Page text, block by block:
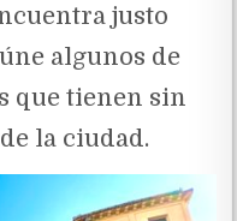
justo
algunos de
que tienen sin
la ciudad.